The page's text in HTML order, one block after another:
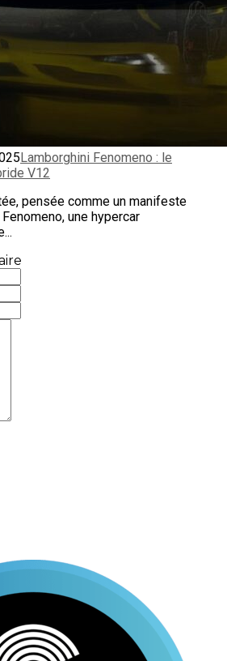
Lamborghini Fenomeno : le
V12
pensée comme un manifeste
une hypercar